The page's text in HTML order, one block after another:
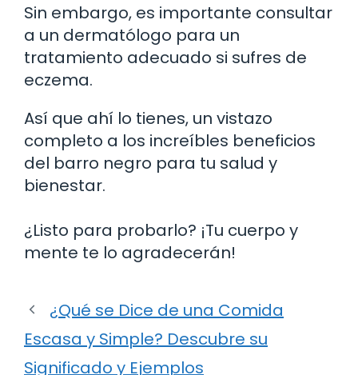
Sin embargo, es importante consultar
a un dermatólogo para un
tratamiento adecuado si sufres de
eczema.
Así que ahí lo tienes, un vistazo
completo a los increíbles beneficios
del barro negro para tu salud y
bienestar.
¿Listo para probarlo? ¡Tu cuerpo y
mente te lo agradecerán!
¿Qué se Dice de una Comida
Escasa y Simple? Descubre su
Significado y Ejemplos